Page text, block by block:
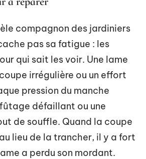
compagnon des jardiniers
pas sa fatigue : les
qui sait les voir. Une lame
irrégulière ou un effort
pression du manche
défaillant ou une
de souffle. Quand la coupe
lieu de la trancher, il y a fort
a perdu son mordant.